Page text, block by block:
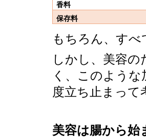
香料
保存料
もちろん、す
しかし、美容
く、このよう
度立ち止まっ
美容は腸から始